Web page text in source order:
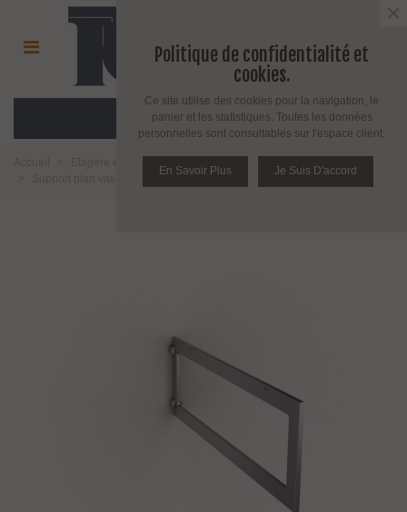
MENU
Politique de confidentialité et
cookies.
Ce site utilise des cookies pour la navigation, le
panier et les statistiques. Toutes les données
personnelles sont consultables sur l'espace client.
En Savoir Plus Je Suis D'accord